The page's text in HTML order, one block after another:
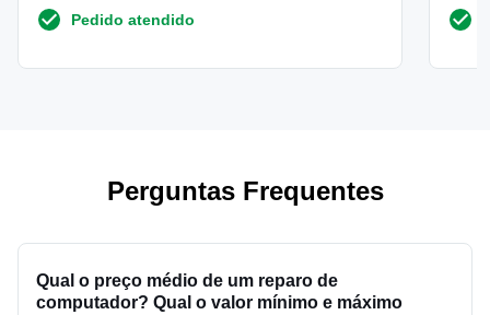
Pedido atendido
Perguntas Frequentes
Qual o preço médio de um reparo de
computador? Qual o valor mínimo e máximo